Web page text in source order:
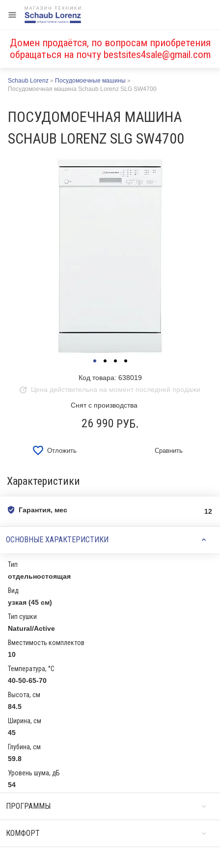
Домен продаётся, по вопросам приобретения
обращаться на почту bestsites4sale@gmail.com
Schaub Lorenz » Посудомоечные машины »
Посудомоечная машина Schaub Lorenz SLG SW4700
ПОСУДОМОЕЧНАЯ МАШИНА
SCHAUB LORENZ SLG SW4700
Код товара: 638019
Снят с производства
Цена действительна на момент последней продажи
26 990 РУБ.
Отложить Сравнить
Характеристики
Гарантия, мес 12
ОСНОВНЫЕ ХАРАКТЕРИСТИКИ
Тип
отдельностоящая
Вид
узкая (45 см)
Тип сушки
Natural/Active
Вместимость комплектов
10
Температура, °С
40-50-65-70
Высота, см
84.5
Ширина, см
45
Глубина, см
59.8
Уровень шума, дБ
54
ПРОГРАММЫ
КОМФОРТ